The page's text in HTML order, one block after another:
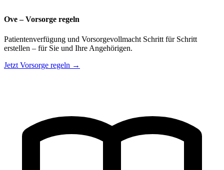
Ove – Vorsorge regeln
Patientenverfügung und Vorsorgevollmacht Schritt für Schritt
erstellen – für Sie und Ihre Angehörigen.
Jetzt Vorsorge regeln →